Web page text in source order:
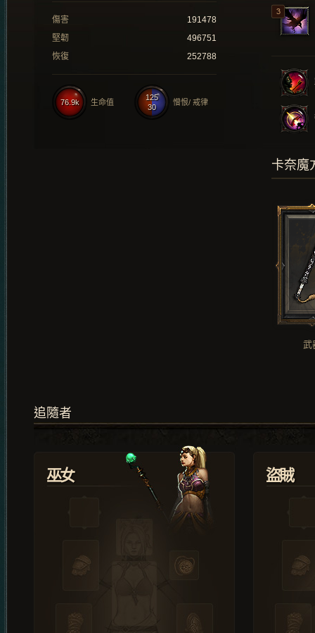
傷害
191478
堅韌
496751
恢復
252788
125
30
憎恨/ 戒律
76.9k 生命值
卡奈魔
武
追隨者
巫女 盜賊